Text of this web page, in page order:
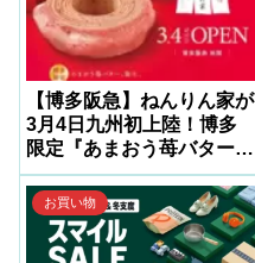
【博多阪急】ねんりん家が
3月4日九州初上陸！博多
限定『あまおう苺バター』
新発売
お買い物